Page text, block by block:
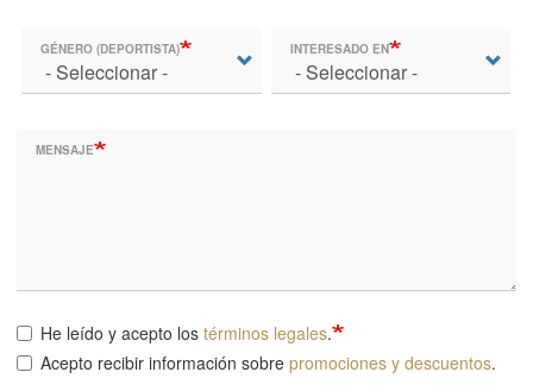
GÉNERO (DEPORTISTA) INTERESADO EN
MENSAJE
He leído y acepto los términos legales.
Acepto recibir información sobre promociones y descuentos.